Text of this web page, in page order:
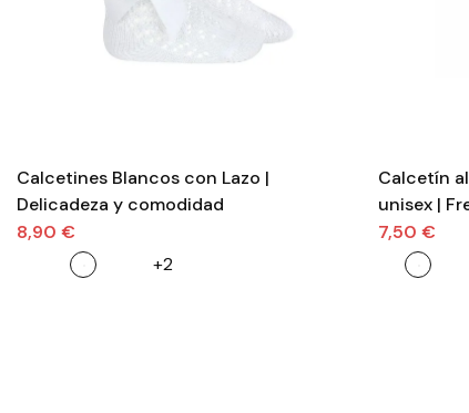
Calcetines Blancos con Lazo |
Delicadeza y comodidad
8,90 €
+2
Calcetín
unisex |
7,50 €